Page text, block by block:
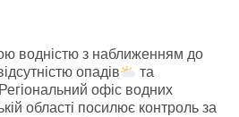
водністю з наближенням до
опадів
та
офіс водних
області посилює контроль за